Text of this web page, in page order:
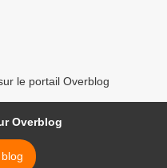
le portail Overblog
Overblog